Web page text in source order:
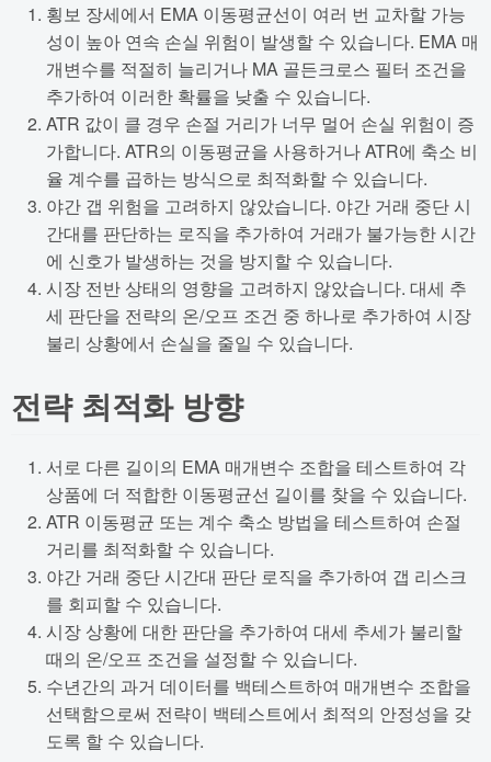
횡보 장세에서 EMA 이동평균선이 여러 번 교차할 가능
성이 높아 연속 손실 위험이 발생할 수 있습니다. EMA 매
개변수를 적절히 늘리거나 MA 골든크로스 필터 조건을
추가하여 이러한 확률을 낮출 수 있습니다.
ATR 값이 클 경우 손절 거리가 너무 멀어 손실 위험이 증
가합니다. ATR의 이동평균을 사용하거나 ATR에 축소 비
율 계수를 곱하는 방식으로 최적화할 수 있습니다.
야간 갭 위험을 고려하지 않았습니다. 야간 거래 중단 시
간대를 판단하는 로직을 추가하여 거래가 불가능한 시간
에 신호가 발생하는 것을 방지할 수 있습니다.
시장 전반 상태의 영향을 고려하지 않았습니다. 대세 추
세 판단을 전략의 온/오프 조건 중 하나로 추가하여 시장
불리 상황에서 손실을 줄일 수 있습니다.
전략 최적화 방향
서로 다른 길이의 EMA 매개변수 조합을 테스트하여 각
상품에 더 적합한 이동평균선 길이를 찾을 수 있습니다.
ATR 이동평균 또는 계수 축소 방법을 테스트하여 손절
거리를 최적화할 수 있습니다.
야간 거래 중단 시간대 판단 로직을 추가하여 갭 리스크
를 회피할 수 있습니다.
시장 상황에 대한 판단을 추가하여 대세 추세가 불리할
때의 온/오프 조건을 설정할 수 있습니다.
수년간의 과거 데이터를 백테스트하여 매개변수 조합을
선택함으로써 전략이 백테스트에서 최적의 안정성을 갖
도록 할 수 있습니다.